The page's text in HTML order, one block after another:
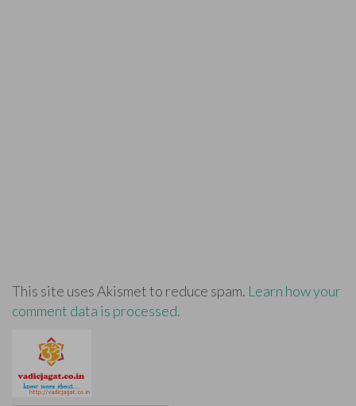
This site uses Akismet to reduce spam. Learn how your
comment data is processed.